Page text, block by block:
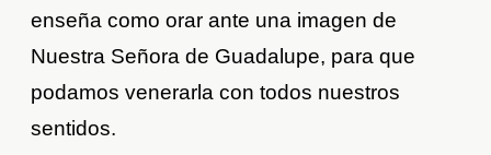
enseña como orar ante una imagen de
Nuestra Señora de Guadalupe, para que
podamos venerarla con todos nuestros
sentidos.